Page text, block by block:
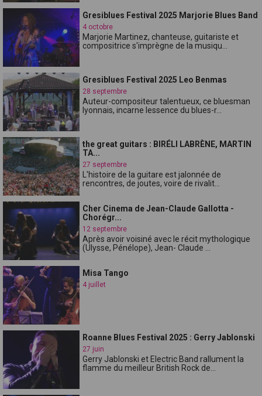
Gresiblues Festival 2025 Marjorie Blues Band
4 octobre
Marjorie Martinez, chanteuse, guitariste et
compositrice s'imprègne de la musiqu...
Gresiblues Festival 2025 Leo Benmas
28 septembre
Auteur-compositeur talentueux, ce bluesman
lyonnais, incarne lessence du blues-r...
the great guitars : BIRÉLI LABRÈNE, MARTIN
TA...
27 septembre
L'histoire de la guitare est jalonnée de
rencontres, de joutes, voire de rivalit...
Cher Cinema de Jean-Claude Gallotta -
Chorégr...
12 septembre
Après avoir voisiné avec le récit mythologique
(Ulysse, Pénélope), Jean- Claude ...
Misa Tango
4 juillet
Roanne Blues Festival 2025 : Gerry Jablonski
27 juin
Gerry Jablonski et Electric Band rallument la
flamme du meilleur British Rock de...